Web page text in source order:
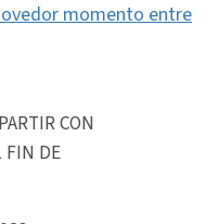
momento entre
CON
DE